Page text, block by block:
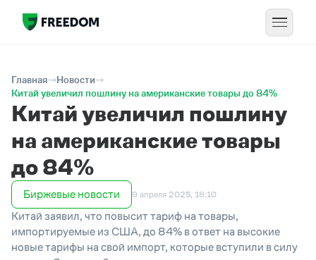
Главная
Новости
Китай увеличил пошлину на американские товары до 84%
Китай увеличил пошлину
на американские товары
до 84%
Биржевые новости 9 апреля 2025, 18:10
Китай заявил, что повысит тариф на товары,
импортируемые из США, до 84% в ответ на высокие
новые тарифы на свой импорт, которые вступили в силу